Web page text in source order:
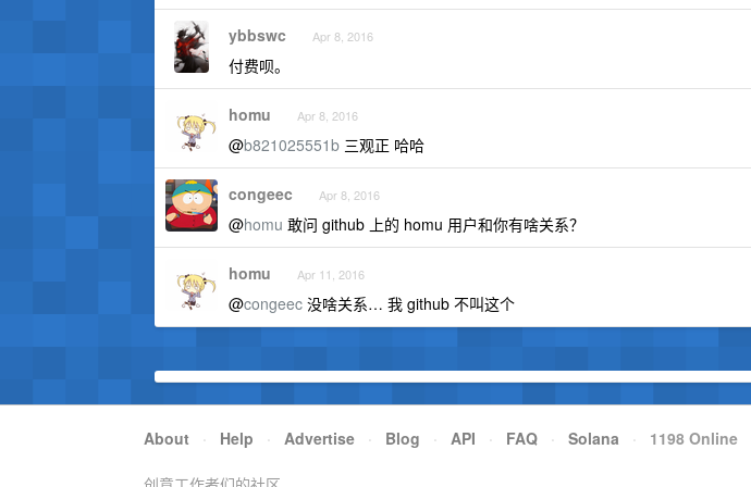
ybbswc Apr 8, 2016
付费呗。
homu Apr 8, 2016
@b821025551b 三观正 哈哈
congeec Apr 8, 2016
@homu 敢问 github 上的 homu 用户和你有啥关系？
homu Apr 11, 2016
@congeec 没啥关系… 我 github 不叫这个
About · Help · Advertise · Blog · API · FAQ · Solana · 1198 Online